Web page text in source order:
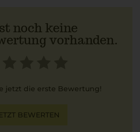
noch keine
vorhanden.
jetzt die erste Bewertung!
BEWERTEN